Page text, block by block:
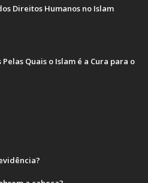
Direitos Humanos no Islam
Pelas Quais o Islam é a Cura para o